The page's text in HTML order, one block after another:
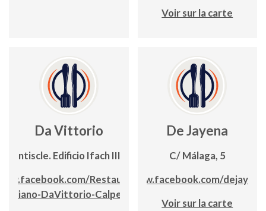
Voir sur la carte
Da Vittorio
Llentiscle. Edificio Ifach III, bajo
Restaurante-
Italiano-DaVittorio-Calpe-
De Jayena
C/ Málaga, 5
www.facebook.com/dejayena
Voir sur la carte